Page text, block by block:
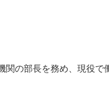
の部長を務め、現役で